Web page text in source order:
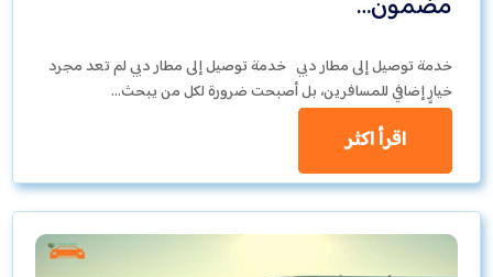
خدمة توصيل إلى مطار دبي خدمة توصيل إلى مطار دبي لم تعد مجرد
خيارٍ إضافي للمسافرين، بل أصبحت ضرورة لكل من يبحث…
اقرأ اكثر